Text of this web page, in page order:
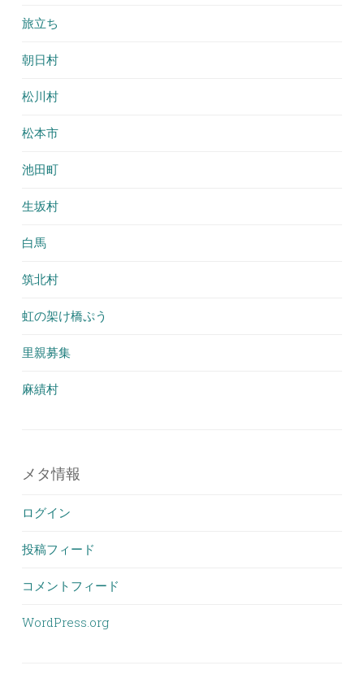
旅立ち
朝日村
松川村
松本市
池田町
生坂村
白馬
筑北村
虹の架け橋ぷう
里親募集
麻績村
メタ情報
ログイン
投稿フィード
コメントフィード
WordPress.org